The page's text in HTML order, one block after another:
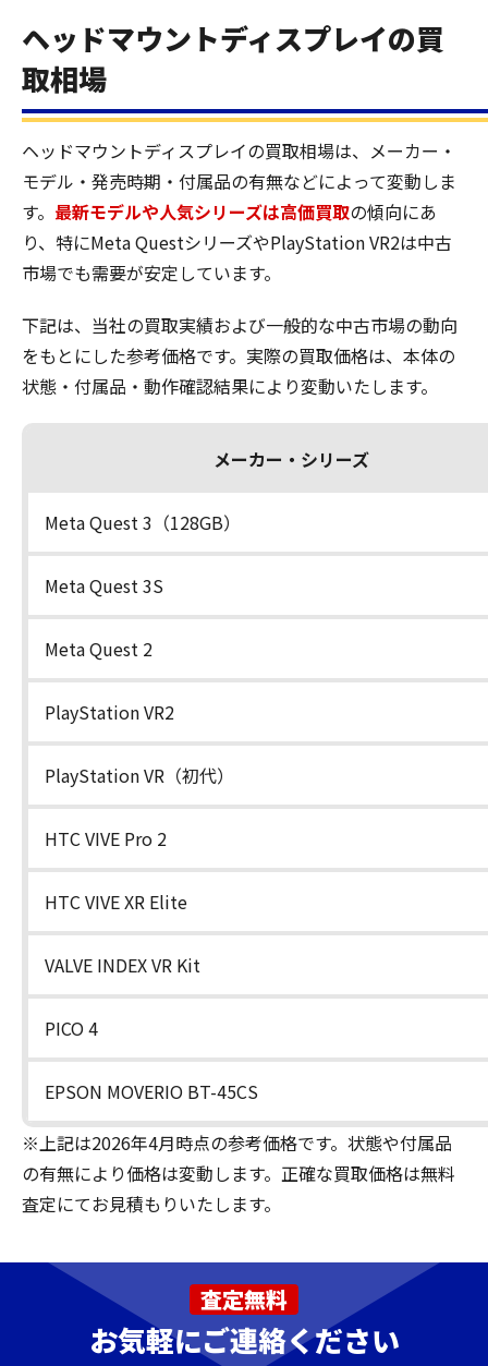
ヘッドマウントディスプレイの買
取相場
ヘッドマウントディスプレイの買取相場は、メーカー・
モデル・発売時期・付属品の有無などによって変動しま
す。 最新モデルや人気シリーズは高価買取の傾向にあ
り、特にMeta QuestシリーズやPlayStation VR2は中古
市場でも需要が安定しています。
下記は、当社の買取実績および一般的な中古市場の動向
をもとにした参考価格です。実際の買取価格は、本体の
状態・付属品・動作確認結果により変動いたします。
メーカー・シリーズ
Meta Quest 3（128GB）
Meta Quest 3S
Meta Quest 2
PlayStation VR2
PlayStation VR（初代）
HTC VIVE Pro 2
HTC VIVE XR Elite
VALVE INDEX VR Kit
PICO 4
EPSON MOVERIO BT-45CS
※上記は2026年4月時点の参考価格です。状態や付属品
の有無により価格は変動します。正確な買取価格は無料
査定にてお見積もりいたします。
査定無料
お気軽にご連絡ください